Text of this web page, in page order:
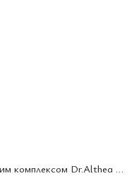
Легкий зволожуючий крем із морським комплексом Dr.Althea Aqua Marine Watery Cream,50 мл (256085)